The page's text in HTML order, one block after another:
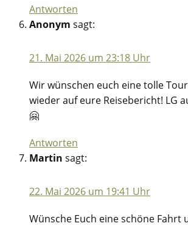
Antworten
Anonym sagt:
21. Mai 2026 um 23:18 Uhr
Wir wünschen euch eine tolle
wieder auf eure Reisebericht! LG
🤗
Antworten
Martin sagt:
22. Mai 2026 um 19:41 Uhr
Wünsche Euch eine schöne Fahrt